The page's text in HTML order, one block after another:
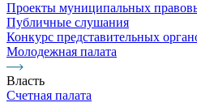
Проекты муниципальных
Публичные слушания
Конкурс представительных
Молодежная палата
Власть
Счетная палата